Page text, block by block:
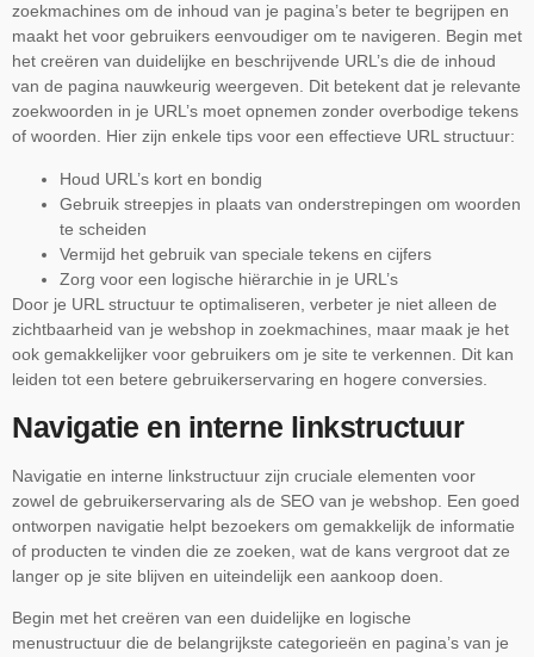
zoekmachines om de inhoud van je pagina’s beter te begrijpen en
maakt het voor gebruikers eenvoudiger om te navigeren. Begin met
het creëren van duidelijke en beschrijvende URL’s die de inhoud
van de pagina nauwkeurig weergeven. Dit betekent dat je relevante
zoekwoorden in je URL’s moet opnemen zonder overbodige tekens
of woorden. Hier zijn enkele tips voor een effectieve URL structuur:
Houd URL’s kort en bondig
Gebruik streepjes in plaats van onderstrepingen om woorden
te scheiden
Vermijd het gebruik van speciale tekens en cijfers
Zorg voor een logische hiërarchie in je URL’s
Door je URL structuur te optimaliseren, verbeter je niet alleen de
zichtbaarheid van je webshop in zoekmachines, maar maak je het
ook gemakkelijker voor gebruikers om je site te verkennen. Dit kan
leiden tot een betere gebruikerservaring en hogere conversies.
Navigatie en interne linkstructuur
Navigatie en interne linkstructuur zijn cruciale elementen voor
zowel de gebruikerservaring als de SEO van je webshop. Een goed
ontworpen navigatie helpt bezoekers om gemakkelijk de informatie
of producten te vinden die ze zoeken, wat de kans vergroot dat ze
langer op je site blijven en uiteindelijk een aankoop doen.
Begin met het creëren van een duidelijke en logische
menustructuur die de belangrijkste categorieën en pagina’s van je